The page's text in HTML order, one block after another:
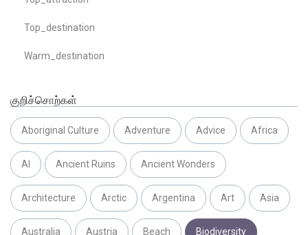
Top_destination
Warm_destination
குறிச்சொற்கள்
Aboriginal Culture Adventure Advice Africa
AI Ancient Ruins Ancient Wonders
Architecture Arctic Argentina Art Asia
Australia Austria Beach Biodiversity